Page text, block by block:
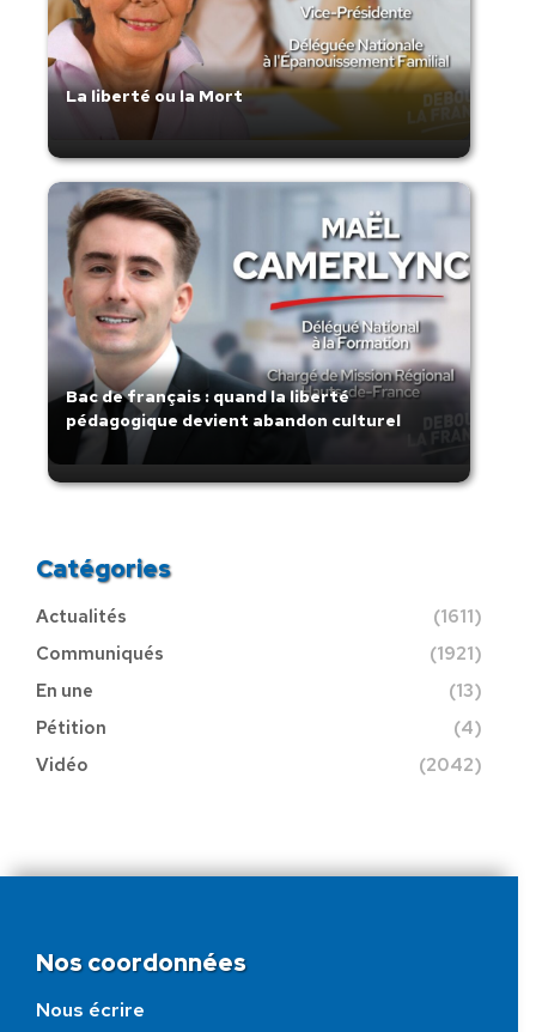
La liberté ou la Mort
Bac de français : quand la liberté
pédagogique devient abandon culturel
Catégories
Actualités
(1611)
Communiqués
(1921)
En une
(13)
Pétition
(4)
Vidéo
(2042)
Nos coordonnées
Nous écrire